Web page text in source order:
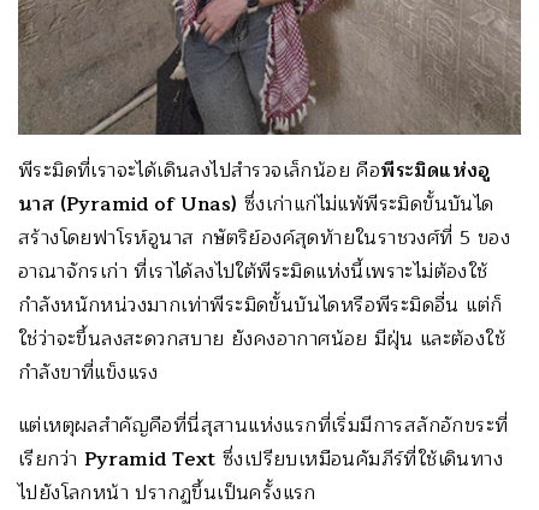
พีระมิดที่เราจะได้เดินลงไปสำรวจเล็กน้อย คือพีระมิดแห่งอู
นาส (Pyramid of Unas) ซึ่งเก่าแก่ไม่แพ้พีระมิดขั้นบันได
สร้างโดยฟาโรห์อูนาส กษัตริย์องค์สุดท้ายในราชวงศ์ที่ 5 ของ
อาณาจักรเก่า ที่เราได้ลงไปใต้พีระมิดแห่งนี้เพราะไม่ต้องใช้
กำลังหนักหน่วงมากเท่าพีระมิดขั้นบันไดหรือพีระมิดอื่น แต่ก็
ใช่ว่าจะขึ้นลงสะดวกสบาย ยังคงอากาศน้อย มีฝุ่น และต้องใช้
กำลังขาที่แข็งแรง
แต่เหตุผลสำคัญคือที่นี่สุสานแห่งแรกที่เริ่มมีการสลัก­อักขระที่
เรียกว่า Pyramid Text ซึ่งเปรียบเหมือนคัมภีร์ที่ใช้เดินทาง
ไปยังโลกหน้า ปรากฏขึ้นเป็นครั้งแรก